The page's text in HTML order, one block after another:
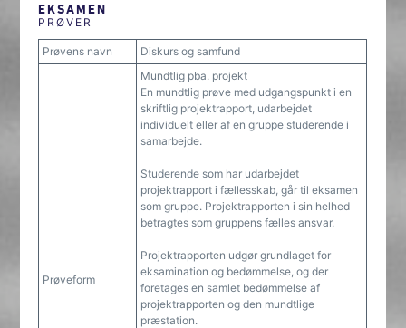
EKSAMEN
PRØVER
Prøvens navn Diskurs og samfund
Prøveform
Mundtlig pba. projekt
En mundtlig prøve med udgangspunkt i en
skriftlig projektrapport, udarbejdet
individuelt eller af en gruppe studerende i
samarbejde.
Studerende som har udarbejdet
projektrapport i fællesskab, går til eksamen
som gruppe. Projektrapporten i sin helhed
betragtes som gruppens fælles ansvar.
Projektrapporten udgør grundlaget for
eksamination og bedømmelse, og der
foretages en samlet bedømmelse af
projektrapporten og den mundtlige
præstation.